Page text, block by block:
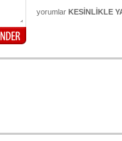
yorumlar KESİNLİKLE